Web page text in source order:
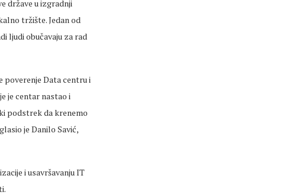
države u izgradnji
tržište. Jedan od
ljudi obučavaju za rad
poverenje Data centru i
je centar nastao i
podstrek da krenemo
je Danilo Savić,
i usavršavanju IT